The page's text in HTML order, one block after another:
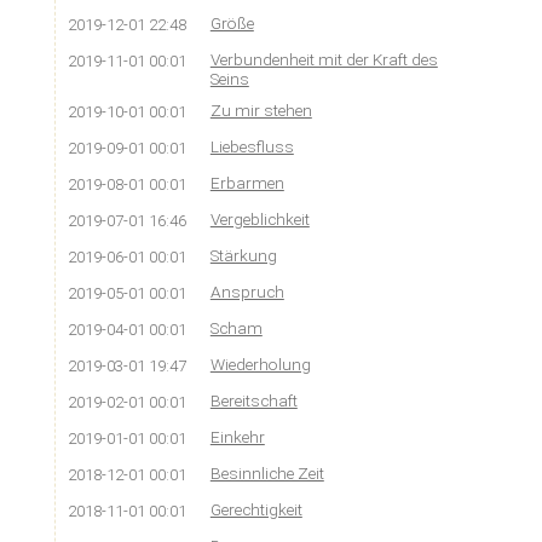
2019-12-01 22:48 Größe
2019-11-01 00:01
Verbundenheit mit der Kraft des
Seins
2019-10-01 00:01 Zu mir stehen
2019-09-01 00:01 Liebesfluss
2019-08-01 00:01 Erbarmen
2019-07-01 16:46 Vergeblichkeit
2019-06-01 00:01 Stärkung
2019-05-01 00:01 Anspruch
2019-04-01 00:01 Scham
2019-03-01 19:47 Wiederholung
2019-02-01 00:01 Bereitschaft
2019-01-01 00:01 Einkehr
2018-12-01 00:01 Besinnliche Zeit
2018-11-01 00:01 Gerechtigkeit